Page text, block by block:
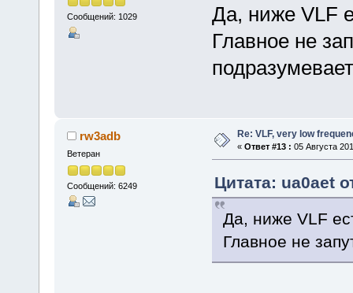
Сообщений: 1029
Да, ниже VLF
Главное не
rw3adb
Ветеран
Сообщений: 6249
Re: VLF, very low
« Ответ #13 : 05 Августа
Цитата: ua0aet
Да, ниже VLF
Главное не